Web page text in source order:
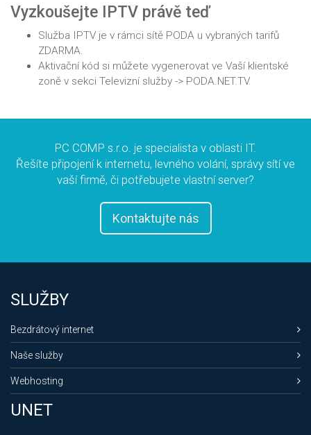
Vyzkoušejte IPTV právě teď
Služba IPTV je v rámci sítě PODA u vybraných tarifů
ZDARMA.
Aktivační kód si můžete vygenerovat ve Vaší klientské
zoně v sekci Televizní služby -> PODA.NET.TV.
PC COMP s.r.o. je specialista v oblasti IT.
Řešíte připojení k internetu, levného volání, správy sítí ve
vaší firmě, či potřebujete vlastní server?
Kontaktujte nás
SLUŽBY
Bezdrátový internet
Naše služby
Webhosting
UNET